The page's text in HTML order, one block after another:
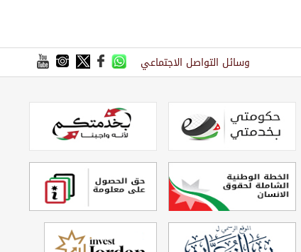
وسائل التواصل الاجتماعي